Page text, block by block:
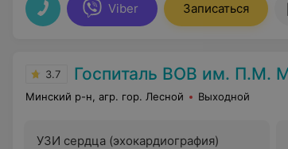
Viber Записаться
3.7 Госпиталь ВОВ им. П.М.
Минский р-н, агр. гор. Лесной Выходной
УЗИ сердца (эхокардиография)